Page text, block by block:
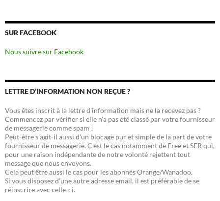
SUR FACEBOOK
Nous suivre sur Facebook
LETTRE D’INFORMATION NON REÇUE ?
Vous êtes inscrit à la lettre d'information mais ne la recevez pas ?
Commencez par vérifier si elle n'a pas été classé par votre fournisseur
de messagerie comme spam !
Peut-être s'agit-il aussi d'un blocage pur et simple de la part de votre
fournisseur de messagerie. C'est le cas notamment de Free et SFR qui,
pour une raison indépendante de notre volonté rejettent tout
message que nous envoyons.
Cela peut être aussi le cas pour les abonnés Orange/Wanadoo.
Si vous disposez d'une autre adresse email, il est préférable de se
réinscrire avec celle-ci.